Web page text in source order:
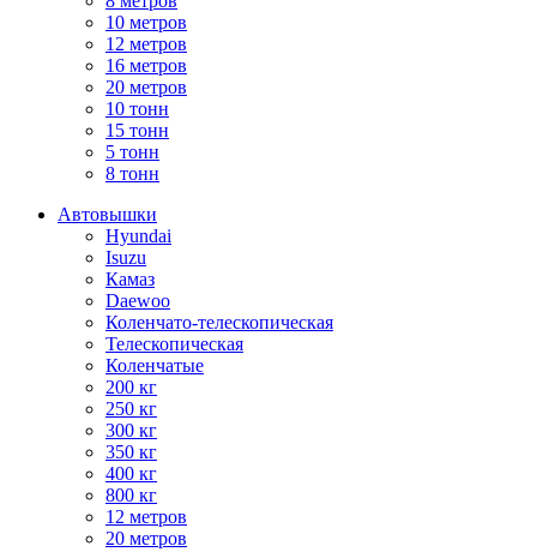
10 метров
12 метров
16 метров
20 метров
10 тонн
15 тонн
5 тонн
8 тонн
Автовышки
Hyundai
Isuzu
Камаз
Daewoo
Коленчато-телескопическая
Телескопическая
Коленчатые
200 кг
250 кг
300 кг
350 кг
400 кг
800 кг
12 метров
20 метров